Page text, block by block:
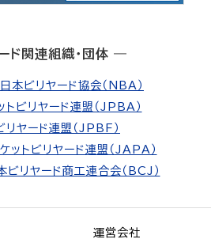
ド関連組織・団体 ―
本ビリヤード協会（NBA）
トビリヤード連盟（JPBA）
リヤード連盟（JPBF）
ットビリヤード連盟（JAPA）
リヤード商工連合会（BCJ）
運営会社